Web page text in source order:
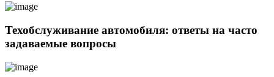
Техобслуживание автомобиля: ответы на часто
задаваемые вопросы